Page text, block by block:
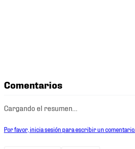
Comentarios
Cargando el resumen…
Por favor, inicia sesión para escribir un comentario.